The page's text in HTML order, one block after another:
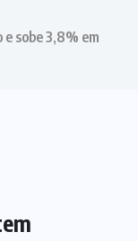
sobe 3,8% em